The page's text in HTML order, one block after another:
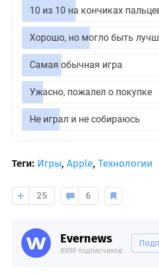
10 из 10 на кончиках
Хорошо, но могло быть
Самая обычная игра
Ужасно, пожалел о покупке
Не играл и не собираюсь
Теги: Игры, Apple, Технологии
25 6
Evernews
8090 подписчиков